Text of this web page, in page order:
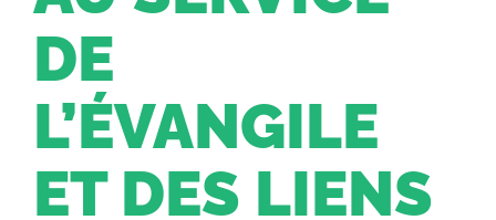
DE
L’ÉVANGILE
ET DES LIENS